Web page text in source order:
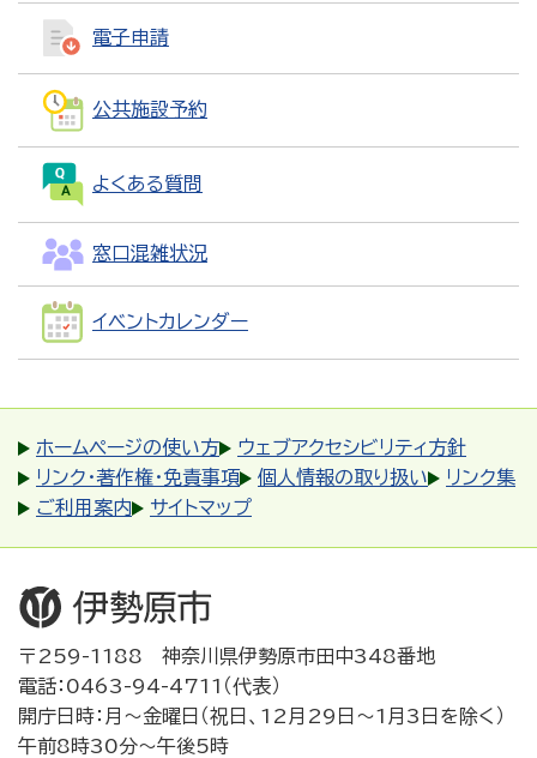
電子申請
公共施設予約
よくある質問
窓口混雑状況
イベントカレンダー
ホームページの使い方
ウェブアクセシビリティ方針
リンク・著作権・免責事項
個人情報の取り扱い
リンク集
ご利用案内
サイトマップ
〒259-1188 神奈川県伊勢原市田中348番地
電話：0463-94-4711（代表）
開庁日時：月～金曜日（祝日、12月29日～1月3日を除く）
午前8時30分～午後5時